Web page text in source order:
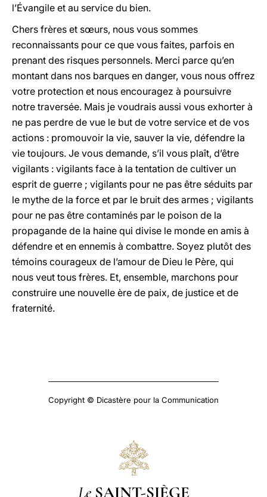
l’Évangile et au service du bien.
Chers frères et sœurs, nous vous sommes
reconnaissants pour ce que vous faites, parfois en
prenant des risques personnels. Merci parce qu’en
montant dans nos barques en danger, vous nous offrez
votre protection et nous encouragez à poursuivre
notre traversée. Mais je voudrais aussi vous exhorter à
ne pas perdre de vue le but de votre service et de vos
actions : promouvoir la vie, sauver la vie, défendre la
vie toujours. Je vous demande, s’il vous plaît, d’être
vigilants : vigilants face à la tentation de cultiver un
esprit de guerre ; vigilants pour ne pas être séduits par
le mythe de la force et par le bruit des armes ; vigilants
pour ne pas être contaminés par le poison de la
propagande de la haine qui divise le monde en amis à
défendre et en ennemis à combattre. Soyez plutôt des
témoins courageux de l’amour de Dieu le Père, qui
nous veut tous frères. Et, ensemble, marchons pour
construire une nouvelle ère de paix, de justice et de
fraternité.
Copyright © Dicastère pour la Communication
Le SAINT-SIÈGE